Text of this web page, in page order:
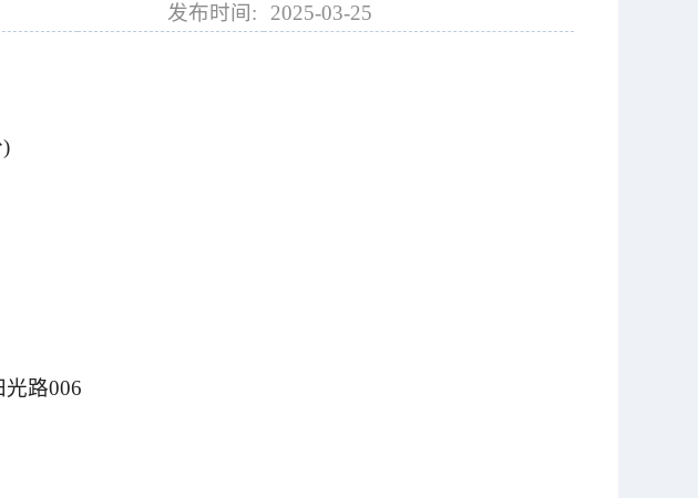
发布时间: 2025-03-25
路006